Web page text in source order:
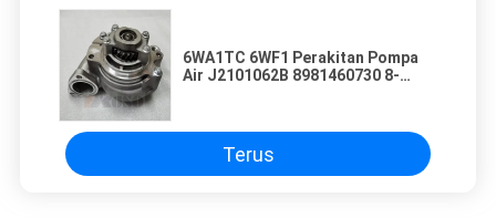
6WA1TC 6WF1 Perakitan Pompa
Air J2101062B 8981460730 8-
Terus